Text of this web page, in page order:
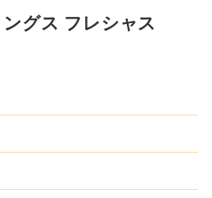
グス フレシャス